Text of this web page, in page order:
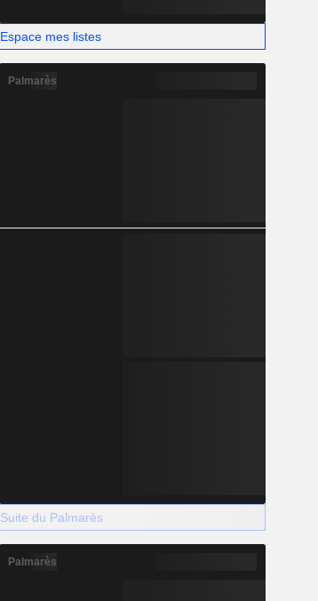
Espace mes listes
Palmarès
Suite du Palmarès
Palmarès